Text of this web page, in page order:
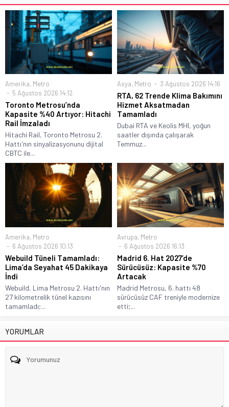
Amerika, Metro
5 Ağustos 2026 14:12
Toronto Metrosu’nda
Kapasite %40 Artıyor: Hitachi
Rail İmzaladı
Hitachi Rail, Toronto Metrosu 2.
Hattı'nın sinyalizasyonunu dijital
CBTC ile...
Asya, Metro 3 Ağustos 2026 14:16
RTA, 62 Trende Klima Bakımını
Hizmet Aksatmadan
Tamamladı
Dubai RTA ve Keolis MHI, yoğun
saatler dışında çalışarak
Temmuz...
Amerika, Metro
6 Ağustos 2026 10:13
Webuild Tüneli Tamamladı:
Lima’da Seyahat 45 Dakikaya
İndi
Webuild, Lima Metrosu 2. Hattı'nın
27 kilometrelik tünel kazısını
tamamladı;...
Avrupa, Metro
6 Ağustos 2026 16:13
Madrid 6. Hat 2027’de
Sürücüsüz: Kapasite %70
Artacak
Madrid Metrosu, 6. hattı 48
sürücüsüz CAF treniyle modernize
etti;...
YORUMLAR